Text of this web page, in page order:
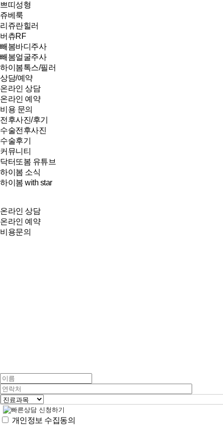
쁘띠성형
쥬베룩
리쥬란힐러
버츄RF
빼봄바디주사
빼봄얼굴주사
하이봄톡스/필러
상담/예약
온라인 상담
온라인 예약
비용 문의
전후사진/후기
수술전후사진
수술후기
커뮤니티
닥터또봄 유튜브
하이봄 소식
하이봄 with star
온라인 상담
온라인 예약
비용문의
개인정보 수집동의